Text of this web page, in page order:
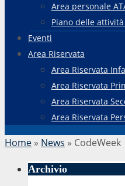
Area personale
Piano delle attività
Eventi
Area Riservata
Area Riservata
Area Riservata
Area Riservata
Area Riservata
Home » News » CodeWeek
Archivio